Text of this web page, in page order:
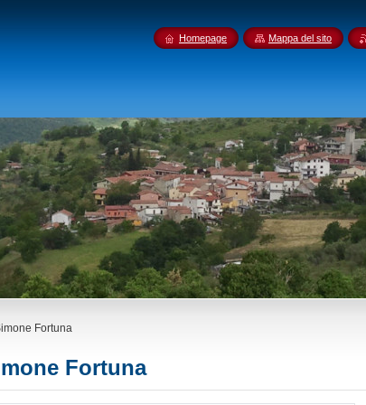
Fortuna
Fortuna
Homepage Mappa del sito